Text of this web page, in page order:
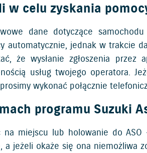
w celu zyskania
dane dotyczące
automatycznie, jednak w trakcie
że wysłanie zgłoszenia
usług twojego operatora.
wykonać połącznie
programu Suzuki
na miejscu lub holowanie do
a jeżeli okaże się ona niemożliwa